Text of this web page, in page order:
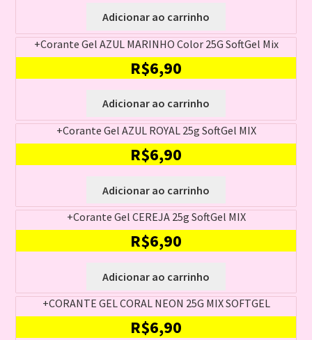
Adicionar ao carrinho
+Corante Gel AZUL MARINHO Color 25G SoftGel Mix
R$6,90
Adicionar ao carrinho
+Corante Gel AZUL ROYAL 25g SoftGel MIX
R$6,90
Adicionar ao carrinho
+Corante Gel CEREJA 25g SoftGel MIX
R$6,90
Adicionar ao carrinho
+CORANTE GEL CORAL NEON 25G MIX SOFTGEL
R$6,90